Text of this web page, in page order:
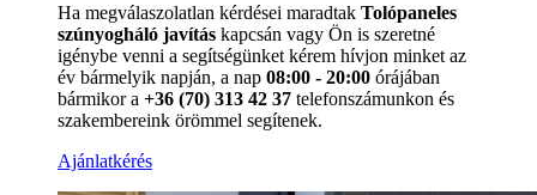
Ha megválaszolatlan kérdései maradtak Tolópaneles
szúnyogháló javítás kapcsán vagy Ön is szeretné
igénybe venni a segítségünket kérem hívjon minket az
év bármelyik napján, a nap 08:00 - 20:00 órájában
bármikor a +36 (70) 313 42 37 telefonszámunkon és
szakembereink örömmel segítenek.
Ajánlatkérés